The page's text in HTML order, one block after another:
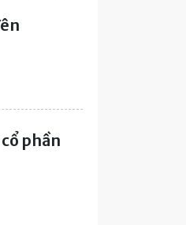
phần